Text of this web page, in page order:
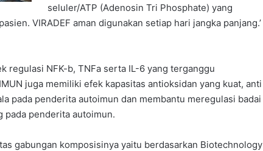
seluler/ATP (Adenosin Tri Phosphate) yang
VIRADEF aman digunakan setiap hari jangka panjang.’
regulasi NFK-b, TNFa serta IL-6 yang terganggu
juga memiliki efek kapasitas antioksidan yang kuat, anti
pada penderita autoimun dan membantu meregulasi badai
pada penderita autoimun.
gabungan komposisinya yaitu berdasarkan Biotechnology